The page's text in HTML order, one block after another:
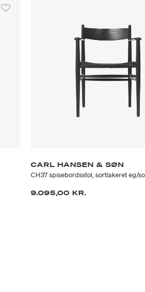
CARL HANSEN & SØN
CH37 spisebordsstol, sortlakeret eg/
9.095,00 KR.